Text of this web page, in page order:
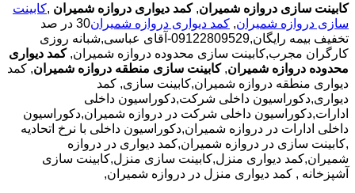
کابینت سازی دروازه شمیران,کمد دیواری دروازه شمیران ,کابینت
سازی دروازه شمیران, کمد دیواری دروازه شمیران
30 در صد
تخفیف بیمه رایگان,09122809529-آقای عباسی,شبانه روزی
کارگران مجرب,کابینت سازی محدوده دروازه شمیران,کمد دیواری
محدوده دروازه شمیران, کابینت سازی منطقه دروازه شمیران, کمد
دیواری منطقه دروازه شمیران,کابینت سازی, کمد
دیواری,دکوراسیون داخلی شرکت,دکوراسیون داخلی
ادارات,دکوراسیون داخلی شرکت در دروازه شمیران,دکوراسیون
داخلی ادارات در دروازه شمیران,دکوراسیون داخلی با نرخ اتحادیه
,کابینت سازی در دروازه شمیران,کمد دیواری در دروازه
شمیران,کمد دیواری منزل,کابینت سازی منزل,کابینت سازی
آشپزخانه , کمد دیواری منزل در دروازه شمیران,